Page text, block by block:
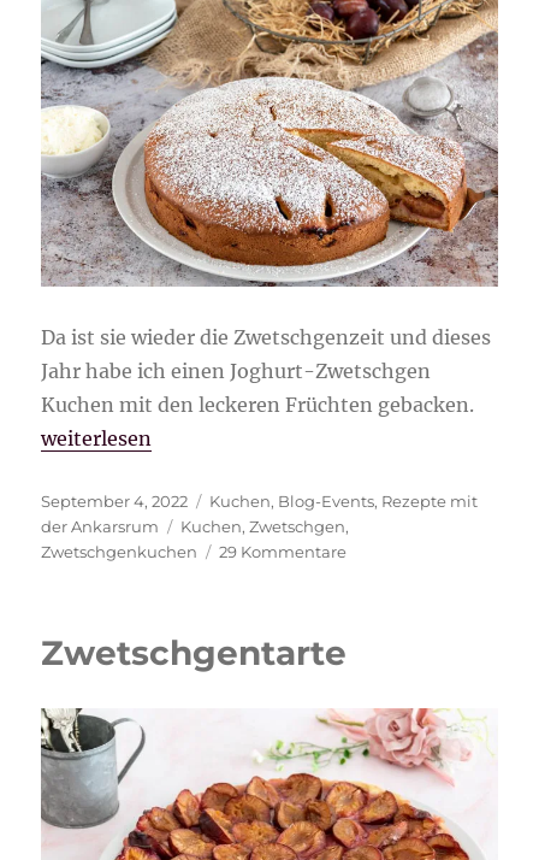
Da ist sie wieder die Zwetschgenzeit und dieses
Jahr habe ich einen Joghurt-Zwetschgen
Kuchen mit den leckeren Früchten gebacken.
„Joghurt-Zwetschgen Kuchen“
weiterlesen
Veröffentlicht
am
September 4, 2022 Kategorien
Kuchen, Blog-Events, Rezepte mit
der Ankarsrum
Schlagwörter
Kuchen,Zwetschgen,
Zwetschgenkuchen
29 Kommentarezu
Zwetschgentarte